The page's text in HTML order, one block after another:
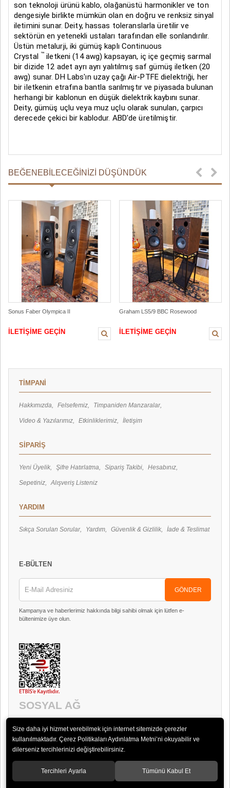
son teknoloji ürünü kablo, olağanüstü harmonikler ve ton
dengesiyle birlikte mümkün olan en doğru ve renksiz sinyal
iletimini sunar. Deity, hassas toleranslarla üretilir ve
sektörün en yetenekli ustaları tarafından elle sonlandırılır.
Üstün metalurji, iki gümüş kaplı Continuous
Crystal ™ iletkeni (14 awg) kapsayan, iç içe geçmiş sarmal
bir dizide 12 adet ayrı ayrı yalıtılmış saf gümüş iletken (20
awg) sunar. DH Labs'ın uzay çağı Air-PTFE dielektriği, her
bir iletkenin etrafına bantla sarılmıştır ve piyasada bulunan
herhangi bir kablonun en düşük dielektrik kaybını sunar.
Deity, gümüş uçlu veya muz uçlu olarak sunulan, çarpıcı
derecede çekici bir kablodur. ABD'de üretilmiştir.
BEĞENEBILECEĞINIZI DÜŞÜNDÜK
Sonus Faber Olympica II
İLETİŞİME GEÇİN
Graham LS5/9 BBC Rosewood
İLETİŞİME GEÇİN
TİMPANİ
Hakkımızda Felsefemiz Timpaniden Manzaralar
Video & Yazılarımız Etkinliklerimiz İletişim
SİPARİŞ
Yeni Üyelik Şifre Hatırlatma Sipariş Takibi Hesabınız
Sepetiniz Alışveriş Listeniz
YARDIM
Sıkça Sorulan Sorular Yardım Güvenlik & Gizlilik İade & Teslimat
E-BÜLTEN
GÖNDER
Kampanya ve haberlerimiz hakkında bilgi sahibi olmak için lütfen e-
bültenimize üye olun.
SOSYAL AĞ
© 2018 Timpani Ses ve Görüntü Sistemleri San. ve Tic. Ltd. Şti.
Size daha iyi hizmet verebilmek için internet sitemizde çerezler
kullanılmaktadır. Çerez Politikaları Aydınlatma Metni’ni okuyabilir ve
dilerseniz tercihlerinizi değiştirebilirsiniz.
Tercihleri Ayarla Tümünü Kabul Et